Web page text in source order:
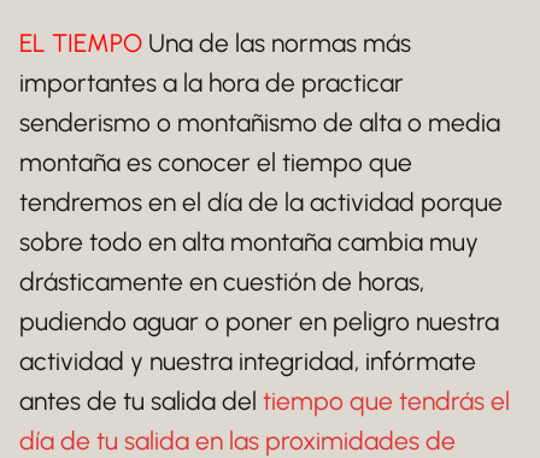
EL TIEMPO Una de las normas más
importantes a la hora de practicar
senderismo o montañismo de alta o media
montaña es conocer el tiempo que
tendremos en el día de la actividad porque
sobre todo en alta montaña cambia muy
drásticamente en cuestión de horas,
pudiendo aguar o poner en peligro nuestra
actividad y nuestra integridad, infórmate
antes de tu salida del tiempo que tendrás el
día de tu salida en las proximidades de